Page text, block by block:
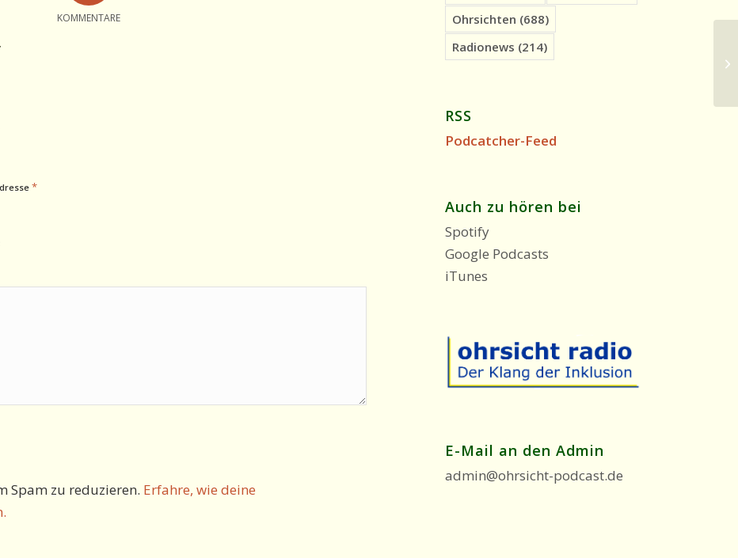
KOMMENTARE
*
Spam zu reduzieren. Erfahre, wie deine
Ohrsichten (688)
Radionews (214)
RSS
Podcatcher-Feed
Auch zu hören bei
Spotify
Google Podcasts
iTunes
E-Mail an den Admin
admin@ohrsicht-podcast.de